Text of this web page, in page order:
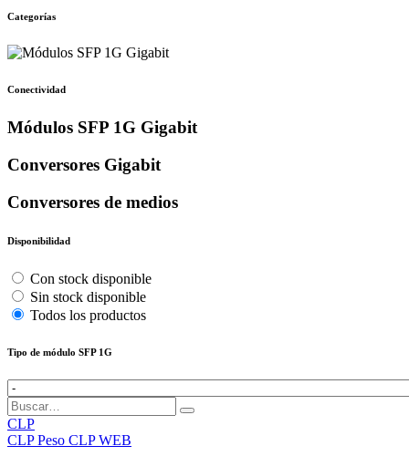
Categorías
Conectividad
Módulos SFP 1G Gigabit
Conversores Gigabit
Conversores de medios
Disponibilidad
Con stock disponible
Sin stock disponible
Todos los productos
Tipo de módulo SFP 1G
CLP
CLP Peso CLP WEB